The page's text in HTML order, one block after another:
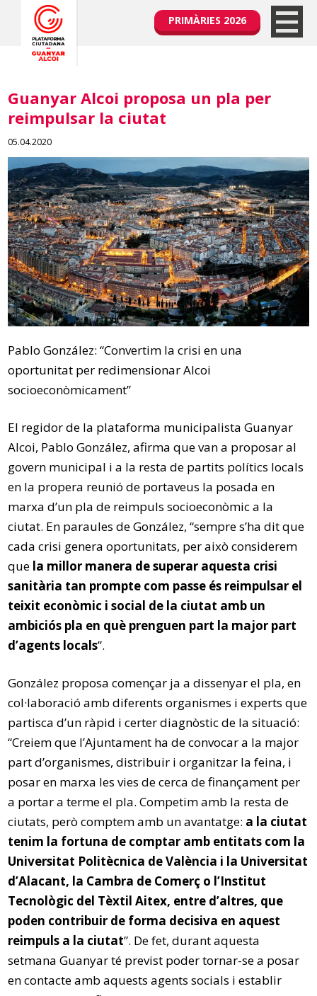
PRIMÀRIES 2026
Guanyar Alcoi proposa un pla per
reimpulsar la ciutat
05.04.2020
Pablo González: “Convertim la crisi en una
oportunitat per redimensionar Alcoi
socioeconòmicament”
El regidor de la plataforma municipalista Guanyar
Alcoi, Pablo González, afirma que van a proposar al
govern municipal i a la resta de partits polítics locals
en la propera reunió de portaveus la posada en
marxa d’un pla de reimpuls socioeconòmic a la
ciutat. En paraules de González, “sempre s’ha dit que
cada crisi genera oportunitats, per això considerem
que la millor manera de superar aquesta crisi
sanitària tan prompte com passe és reimpulsar el
teixit econòmic i social de la ciutat amb un
ambiciós pla en què prenguen part la major part
d’agents locals”.
González proposa començar ja a dissenyar el pla, en
col·laboració amb diferents organismes i experts que
partisca d’un ràpid i certer diagnòstic de la situació:
“Creiem que l’Ajuntament ha de convocar a la major
part d’organismes, distribuir i organitzar la feina, i
posar en marxa les vies de cerca de finançament per
a portar a terme el pla. Competim amb la resta de
ciutats, però comptem amb un avantatge: a la ciutat
tenim la fortuna de comptar amb entitats com la
Universitat Politècnica de València i la Universitat
d’Alacant, la Cambra de Comerç o l’Institut
Tecnològic del Tèxtil Aitex, entre d’altres, que
poden contribuir de forma decisiva en aquest
reimpuls a la ciutat”. De fet, durant aquesta
setmana Guanyar té previst poder tornar-se a posar
en contacte amb aquests agents socials i establir